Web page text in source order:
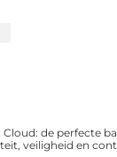
Cloud: de perfecte
veiligheid en